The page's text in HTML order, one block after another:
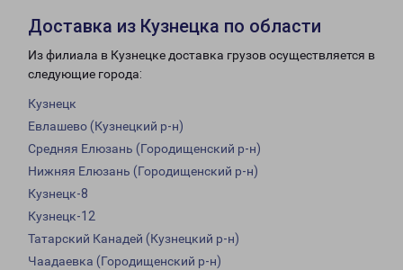
Доставка из Кузнецка по области
Из филиала в Кузнецке доставка грузов осуществляется в
следующие города:
Кузнецк
Евлашево (Кузнецкий р-н)
Средняя Елюзань (Городищенский р-н)
Нижняя Елюзань (Городищенский р-н)
Кузнецк-8
Кузнецк-12
Татарский Канадей (Кузнецкий р-н)
Чаадаевка (Городищенский р-н)